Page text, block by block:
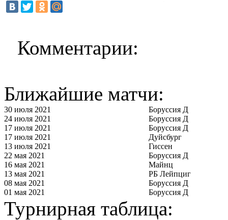
Комментарии:
Ближайшие матчи:
30 июля 2021
Боруссия Д
24 июля 2021
Боруссия Д
17 июля 2021
Боруссия Д
17 июля 2021
Дуйсбург
13 июля 2021
Гиссен
22 мая 2021
Боруссия Д
16 мая 2021
Майнц
13 мая 2021
РБ Лейпциг
08 мая 2021
Боруссия Д
01 мая 2021
Боруссия Д
Турнирная таблица: